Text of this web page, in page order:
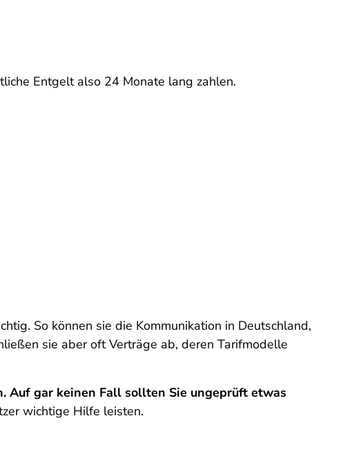
Entgelt also 24 Monate lang zahlen.
So können sie die Kommunikation in Deutschland,
sie aber oft Verträge ab, deren Tarifmodelle
Auf gar keinen Fall sollten Sie ungeprüft etwas
wichtige Hilfe leisten.